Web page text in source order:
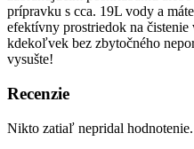
prípravku s cca. 19L vody a
efektívny prostriedok na
kdekoľvek bez zbytočného
vysušte!
Recenzie
Nikto zatiaľ nepridal hodnotenie.